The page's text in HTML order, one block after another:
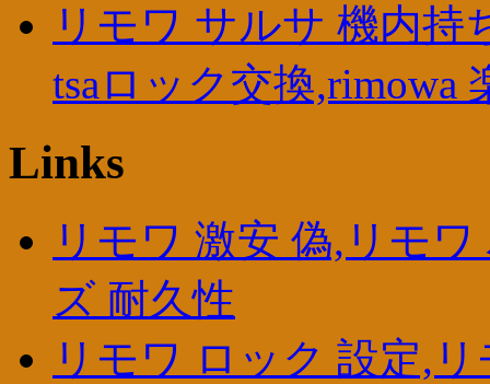
リモワ サルサ 機内
tsaロック交換,rimowa
Links
リモワ 激安 偽,リモ
ズ 耐久性
リモワ ロック 設定,